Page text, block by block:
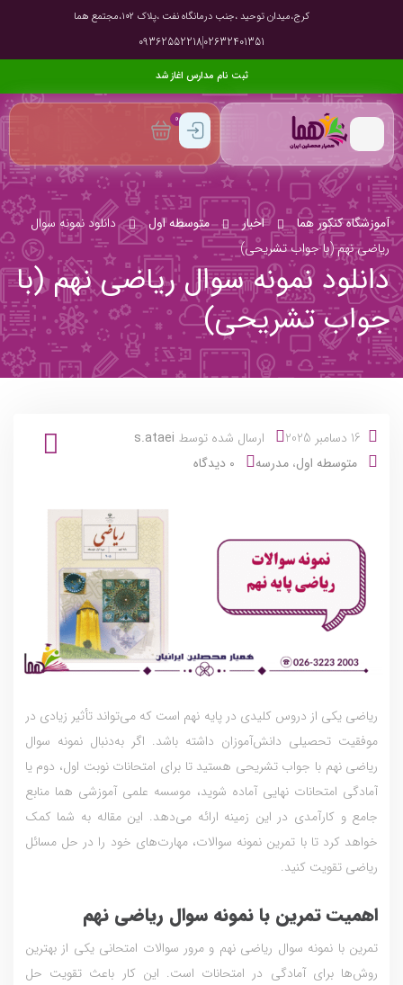
کرج،میدان توحید ،جنب درمانگاه نفت ،پلاک ۱۰۲،مجتمع هما
02632401351
09362552218
ثبت نام مدارس اغاز شد
0
آموزشگاه کنکور هما اخبار متوسطه اول
دانلود نمونه سوال
ریاضی نهم (با جواب تشریحی)
دانلود نمونه سوال ریاضی نهم (با
جواب تشریحی)
16 دسامبر 2025 ارسال شده توسط s.ataei
متوسطه اول، مدرسه 0 دیدگاه
ریاضی یکی از دروس کلیدی در پایه نهم است که می‌تواند تأثیر زیادی در
موفقیت تحصیلی دانش‌آموزان داشته باشد. اگر به‌دنبال نمونه سوال
ریاضی نهم با جواب تشریحی هستید تا برای امتحانات نوبت اول، دوم یا
آمادگی امتحانات نهایی آماده شوید، موسسه علمی آموزشی هما منابع
جامع و کارآمدی در این زمینه ارائه می‌دهد. این مقاله به شما کمک
خواهد کرد تا با تمرین نمونه سوالات، مهارت‌های خود را در حل مسائل
ریاضی تقویت کنید.
اهمیت تمرین با نمونه سوال ریاضی نهم
تمرین با نمونه سوال ریاضی نهم و مرور سوالات امتحانی یکی از بهترین
روش‌ها برای آمادگی در امتحانات است. این کار باعث تقویت حل